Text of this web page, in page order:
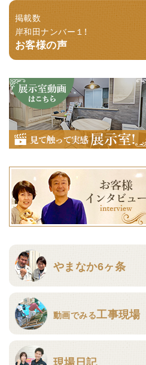
掲載数
岸和田ナンバー１！
お客様の声
やまなか6ヶ条
動画でみる工事現場
現場日記